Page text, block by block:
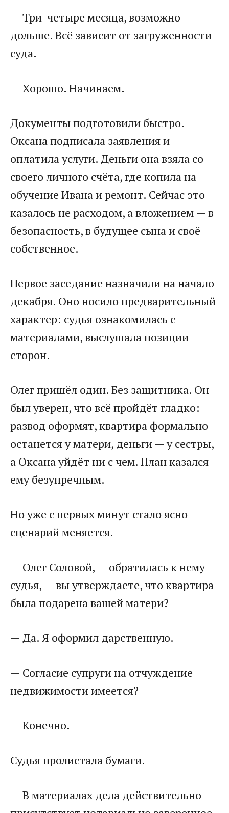
— Три-четыре месяца, возможно
дольше. Всё зависит от загруженности
суда.
— Хорошо. Начинаем.
Документы подготовили быстро.
Оксана подписала заявления и
оплатила услуги. Деньги она взяла со
своего личного счёта, где копила на
обучение Ивана и ремонт. Сейчас это
казалось не расходом, а вложением — в
безопасность, в будущее сына и своё
собственное.
Первое заседание назначили на начало
декабря. Оно носило предварительный
характер: судья ознакомилась с
материалами, выслушала позиции
сторон.
Олег пришёл один. Без защитника. Он
был уверен, что всё пройдёт гладко:
развод оформят, квартира формально
останется у матери, деньги — у сестры,
а Оксана уйдёт ни с чем. План казался
ему безупречным.
Но уже с первых минут стало ясно —
сценарий меняется.
— Олег Соловой, — обратилась к нему
судья, — вы утверждаете, что квартира
была подарена вашей матери?
— Да. Я оформил дарственную.
— Согласие супруги на отчуждение
недвижимости имеется?
— Конечно.
Судья пролистала бумаги.
— В материалах дела действительно